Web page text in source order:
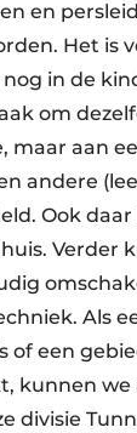
en
Het is
in de
om
maar aan
andere
Ook
Verder
Als
of een
kunnen we
divisie